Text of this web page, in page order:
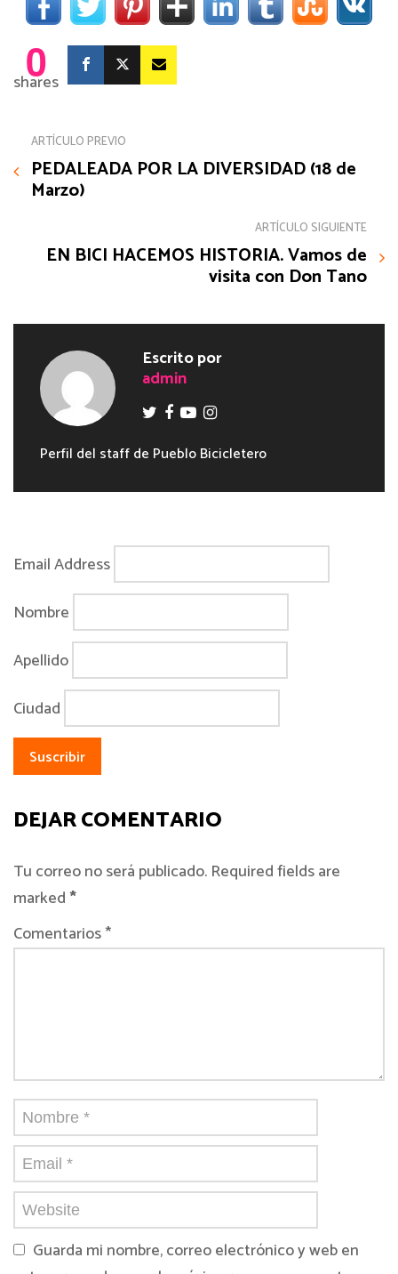
0
shares
ARTÍCULO PREVIO
PEDALEADA POR LA DIVERSIDAD (18 de
Marzo)
ARTÍCULO SIGUIENTE
EN BICI HACEMOS HISTORIA. Vamos de
visita con Don Tano
Escrito por
admin
Perfil del staff de Pueblo Bicicletero
Email Address
Nombre
Apellido
Ciudad
DEJAR COMENTARIO
Tu correo no será publicado. Required fields are
marked*
Comentarios *
Guarda mi nombre, correo electrónico y web en